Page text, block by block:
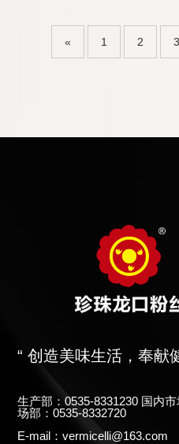
« 1 2 3
“ 创造美味生活，奉献
生产部：0535-8331230 国内
场部：0535-8332720
E-mail：vermicelli@163.com